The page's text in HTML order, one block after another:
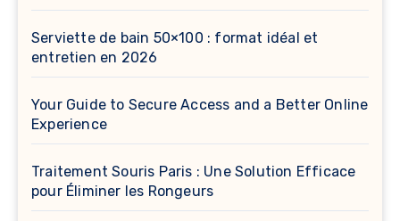
Serviette de bain 50×100 : format idéal et
entretien en 2026
Your Guide to Secure Access and a Better Online
Experience
Traitement Souris Paris : Une Solution Efficace
pour Éliminer les Rongeurs